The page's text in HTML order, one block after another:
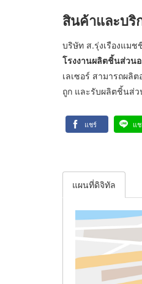
สินค้าและบริ
บริษัท ส.รุ่งเรืองแมช
โรงงานผลิตชิ้นส่วน
เลเซอร์ สามารถผลิ
ถูก และรับผลิตชิ้นส่ว
แชร์ แ
แผนที่ดิจิทัล